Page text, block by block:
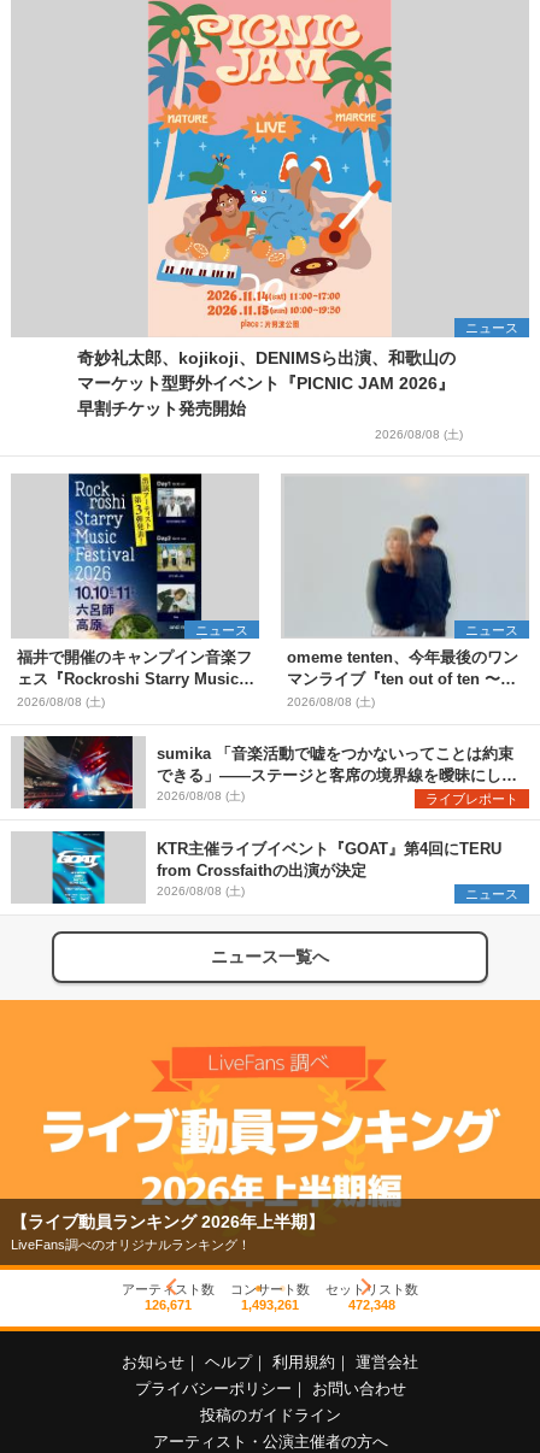
ニュース
奇妙礼太郎、kojikoji、DENIMSら出演、和歌山の
マーケット型野外イベント『PICNIC JAM 2026』
早割チケット発売開始
2026/08/08 (土)
ニュース
福井で開催のキャンプイン音楽フ
ェス『Rockroshi Starry Music
Festival 2026』第3弾出演者とし
てSCOOBIE DO、かりゆし58、
Reiを発表
2026/08/08 (土)
ニュース
omeme tenten、今年最後のワン
マンライブ『ten out of ten 〜
one man〜』を11月に開催決定
2026/08/08 (土)
sumika 「音楽活動で嘘をつかないってことは約束
できる」――ステージと客席の境界線を曖昧にし
た、ツアーファイナル武道館公演レポート
2026/08/08 (土) ライブレポート
KTR主催ライブイベント『GOAT』第4回にTERU
from Crossfaithの出演が決定
2026/08/08 (土) ニュース
ニュース一覧へ
【ライブ動員ランキング 2026年上半期】
LiveFans調べのオリジナルランキング！
アーティスト数
126,671
コンサート数
1,493,261
セットリスト数
472,348
お知らせ ｜ ヘルプ｜ 利用規約 ｜ 運営会社
プライバシーポリシー ｜
お問い合わせ
投稿のガイドライン
アーティスト・公演主催者の方へ